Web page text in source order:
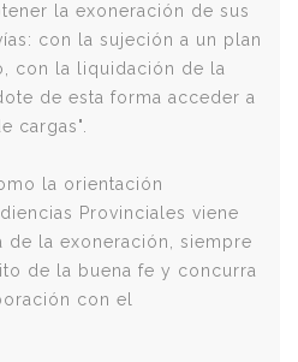
la exoneración de sus
con la sujeción a un plan
con la liquidación de la
de esta forma acceder a
cargas".
la orientación
Provinciales viene
de la exoneración, siempre
de la buena fe y concurra
con el